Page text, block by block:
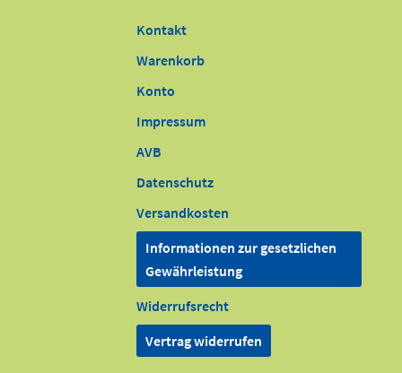
Kontakt
Warenkorb
Konto
Impressum
AVB
Datenschutz
Versandkosten
Informationen zur gesetzlichen
Gewährleistung
Widerrufsrecht
Vertrag widerrufen